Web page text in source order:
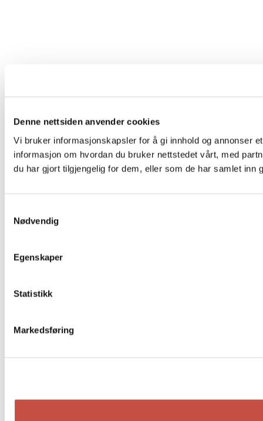
Denne nettsiden anvender cookies
Vi bruker informasjonskapsler for å gi innhold og annonser
informasjon om hvordan du bruker nettstedet vårt, med
du har gjort tilgjengelig for dem, eller som de har samlet
Nødvendig
Egenskaper
Statistikk
Markedsføring